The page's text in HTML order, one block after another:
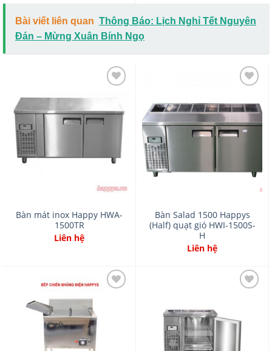
Bài viết liên quan Thông Báo: Lịch Nghỉ Tết Nguyên
Đán – Mừng Xuân Bính Ngọ
to
wishlist
Bàn mát inox Happy HWA-
1500TR
Liên hệ
Add
to
Bàn Salad 1500 Happys
(Half) quạt gió HWI-1500S-
H
Liên hệ
wishlist